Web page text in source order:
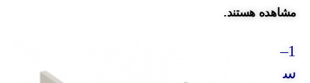
مشاهده هستند.
1
–
س